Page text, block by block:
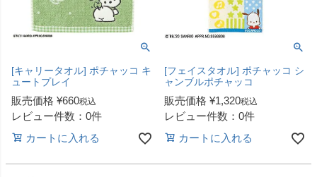
[キャリータオル] ポチャッコ キ
ュートプレイ
販売価格 ¥660税込
レビュー件数：0件
カートに入れる
[フェイスタオル] ポチャッコ シ
ャンブルポチャッコ
販売価格 ¥1,320税込
レビュー件数：0件
カートに入れる